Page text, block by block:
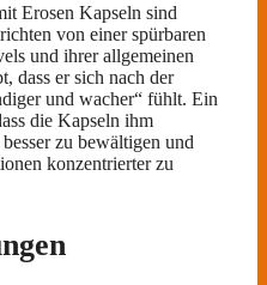
Erosen Kapseln sind
von einer spürbaren
und ihrer allgemeinen
dass er sich nach der
und wacher“ fühlt. Ein
die Kapseln ihm
zu bewältigen und
konzentrierter zu